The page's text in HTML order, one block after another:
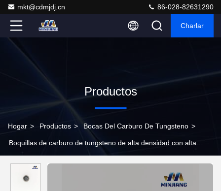
mkt@cdmjdj.cn 86-028-82631290
Charlar
Productos
Hogar > Productos > Bocas Del Carburo De Tungsteno >
Boquillas de carburo de tungsteno de alta densidad con alta
eficiente